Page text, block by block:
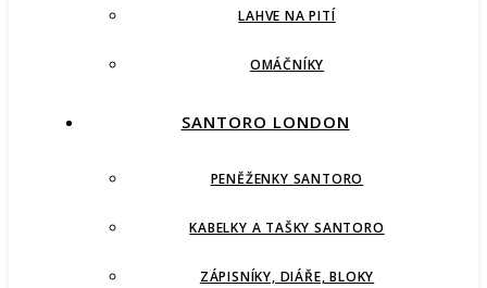
LAHVE NA PITÍ
OMÁČNÍKY
SANTORO LONDON
PENĚŽENKY SANTORO
KABELKY A TAŠKY SANTORO
ZÁPISNÍKY, DIÁŘE, BLOKY